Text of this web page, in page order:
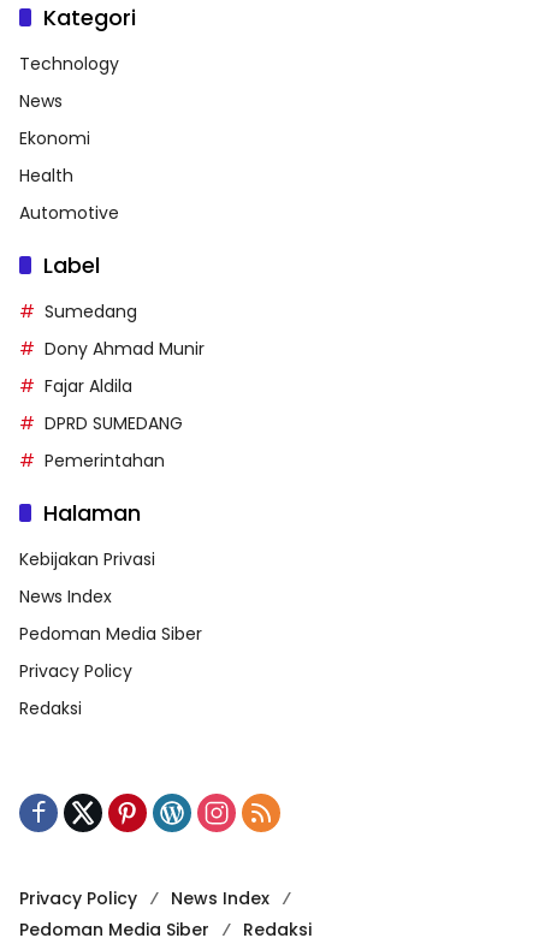
Kategori
Technology
News
Ekonomi
Health
Automotive
Label
Sumedang
Dony Ahmad Munir
Fajar Aldila
DPRD SUMEDANG
Pemerintahan
Halaman
Kebijakan Privasi
News Index
Pedoman Media Siber
Privacy Policy
Redaksi
Privacy Policy
News Index
Pedoman Media Siber
Redaksi